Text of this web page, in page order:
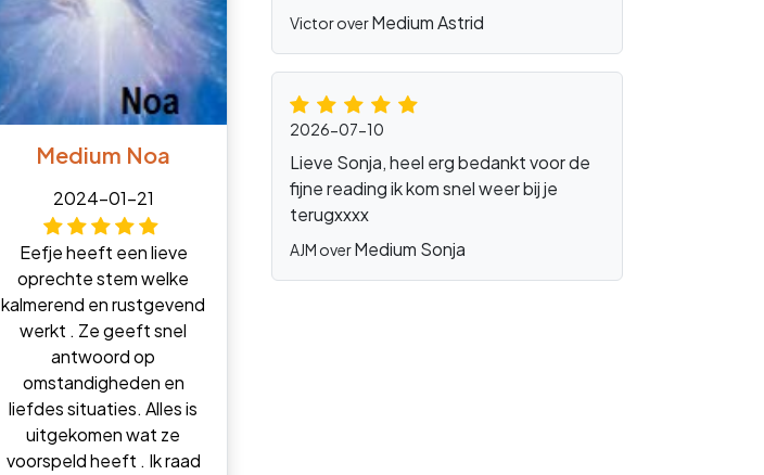
Medium Noa
2024-01-21
Eefje heeft een lieve
oprechte stem welke
kalmerend en rustgevend
werkt . Ze geeft snel
antwoord op
omstandigheden en
liefdes situaties. Alles is
uitgekomen wat ze
voorspeld heeft . Ik raad
Victor overMedium Astrid
2026-07-10
Lieve Sonja, heel erg bedankt voor de
fijne reading ik kom snel weer bij je
terugxxxx
AJM overMedium Sonja